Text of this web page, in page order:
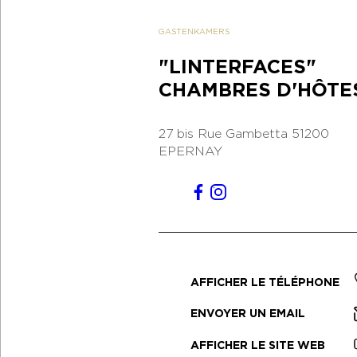
GASTENKAMERS
"LINTERFACES"
CHAMBRES
27 bis Rue Gambetta 51200
EPERNAY
AFFICHER LE TÉLÉPHONE
ENVOYER UN EMAIL
AFFICHER LE SITE WEB